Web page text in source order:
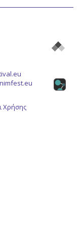
Χρήσης